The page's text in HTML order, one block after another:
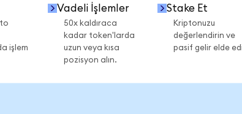
işlem
Vadeli İşlemler
50x kaldıraca
kadar token'larda
uzun veya kısa
pozisyon alın.
Stake Et
Kriptonuzu
değerlendirin ve
pasif gelir elde